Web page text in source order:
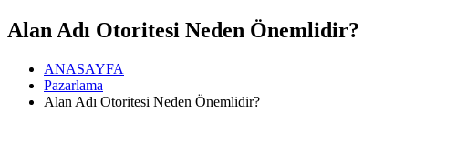
Alan Adı Otoritesi Neden Önemlidir?
ANASAYFA
Pazarlama
Alan Adı Otoritesi Neden Önemlidir?